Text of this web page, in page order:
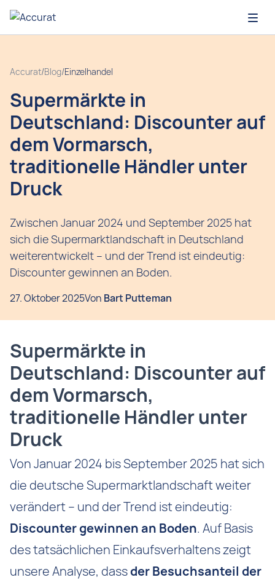
Open
Accurat/Blog/Einzelhandel
Supermärkte in
Deutschland: Discounter auf
dem Vormarsch,
traditionelle Händler unter
Druck
Zwischen Januar 2024 und September 2025 hat
sich die Supermarktlandschaft in Deutschland
weiterentwickelt – und der Trend ist eindeutig:
Discounter gewinnen an Boden.
27. Oktober 2025Von Bart Putteman
Supermärkte in
Deutschland: Discounter auf
dem Vormarsch,
traditionelle Händler unter
Druck
Von Januar 2024 bis September 2025 hat sich
die deutsche Supermarktlandschaft weiter
verändert – und der Trend ist eindeutig:
Discounter gewinnen an Boden. Auf Basis
des tatsächlichen Einkaufsverhaltens zeigt
unsere Analyse, dassder Besuchsanteil der